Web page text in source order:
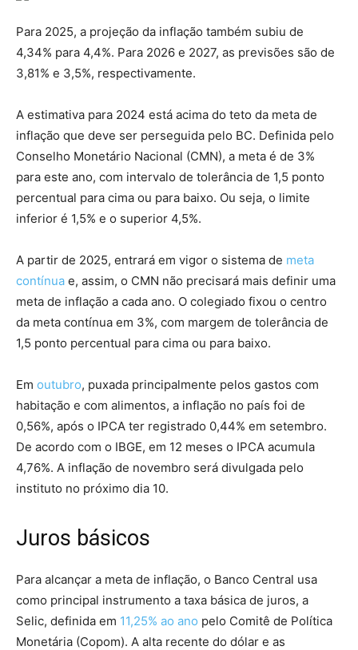
Para 2025, a projeção da inflação também subiu de
4,34% para 4,4%. Para 2026 e 2027, as previsões são de
3,81% e 3,5%, respectivamente.
A estimativa para 2024 está acima do teto da meta de
inflação que deve ser perseguida pelo BC. Definida pelo
Conselho Monetário Nacional (CMN), a meta é de 3%
para este ano, com intervalo de tolerância de 1,5 ponto
percentual para cima ou para baixo. Ou seja, o limite
inferior é 1,5% e o superior 4,5%.
A partir de 2025, entrará em vigor o sistema de meta
contínua e, assim, o CMN não precisará mais definir uma
meta de inflação a cada ano. O colegiado fixou o centro
da meta contínua em 3%, com margem de tolerância de
1,5 ponto percentual para cima ou para baixo.
Em outubro, puxada principalmente pelos gastos com
habitação e com alimentos, a inflação no país foi de
0,56%, após o IPCA ter registrado 0,44% em setembro.
De acordo com o IBGE, em 12 meses o IPCA acumula
4,76%. A inflação de novembro será divulgada pelo
instituto no próximo dia 10.
Juros básicos
Para alcançar a meta de inflação, o Banco Central usa
como principal instrumento a taxa básica de juros, a
Selic, definida em 11,25% ao ano pelo Comitê de Política
Monetária (Copom). A alta recente do dólar e as